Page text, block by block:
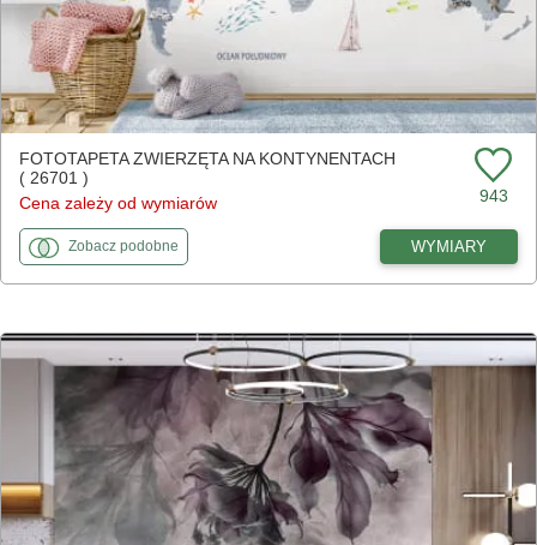
FOTOTAPETA ZWIERZĘTA NA KONTYNENTACH
( 26701 )
Cena zależy od wymiarów
943
Zobaczfototapety
podobnedo Zwierzęta na kontynentach WYMIARY